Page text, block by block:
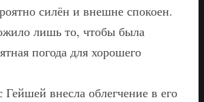
силён и внешне спокоен.
лишь то, чтобы была
погода для хорошего
Гейшей внесла облегчение в его